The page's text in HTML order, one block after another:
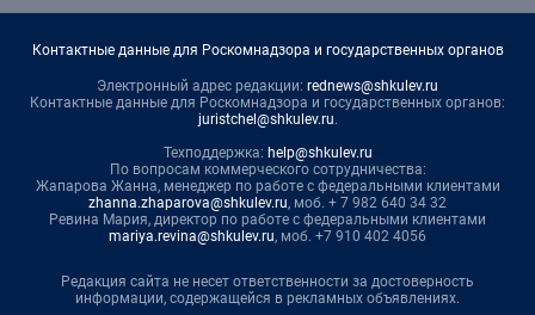
Контактные данные для Роскомнадзора и государственных органов
Электронный адрес редакции: rednews@shkulev.ru
Контактные данные для Роскомнадзора и государственных органов:
juristchel@shkulev.ru.
Техподдержка: help@shkulev.ru
По вопросам коммерческого сотрудничества:
Жапарова Жанна, менеджер по работе с федеральными клиентами
zhanna.zhaparova@shkulev.ru, моб. + 7 982 640 34 32
Ревина Мария, директор по работе с федеральными клиентами
mariya.revina@shkulev.ru, моб. +7 910 402 4056
Редакция сайта не несет ответственности за достоверность
информации, содержащейся в рекламных объявлениях.